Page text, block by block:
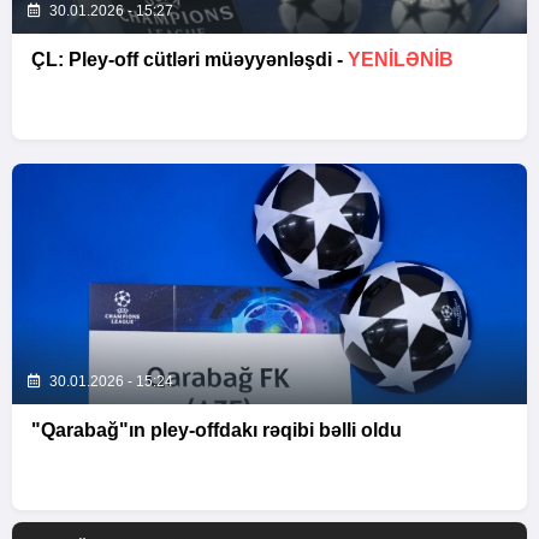
30.01.2026 - 15:27
ÇL: Pley-off cütləri müəyyənləşdi - YENİLƏNİB
30.01.2026 - 15:24
"Qarabağ"ın pley-offdakı rəqibi bəlli oldu